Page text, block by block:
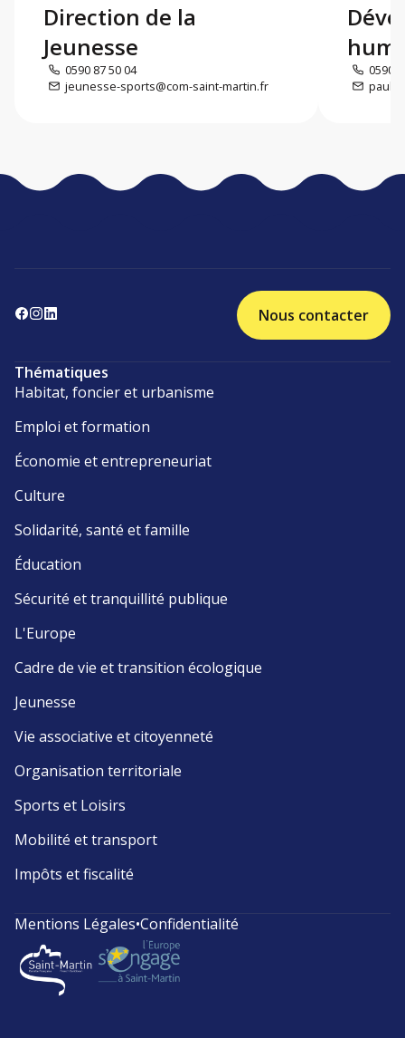
Direction de la
Jeunesse
0590 87 50 04
jeunesse-sports@com-saint-martin.fr
0590
Nous contacter
Thématiques
Habitat, foncier et urbanisme
Emploi et formation
Économie et entrepreneuriat
Culture
Solidarité, santé et famille
Éducation
Sécurité et tranquillité publique
L'Europe
Cadre de vie et transition écologique
Jeunesse
Vie associative et citoyenneté
Organisation territoriale
Sports et Loisirs
Mobilité et transport
Impôts et fiscalité
Mentions Légales•Confidentialité